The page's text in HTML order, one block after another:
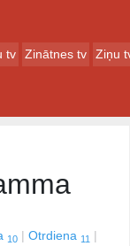
tv Zinātnes tv Ziņu
10 Otrdiena 11